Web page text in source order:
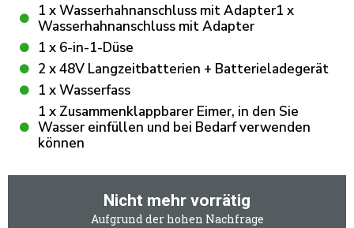
1 x Wasserhahnanschluss mit Adapter1 x
Wasserhahnanschluss mit Adapter
1 x 6-in-1-Düse
2 x 48V Langzeitbatterien + Batterieladegerät
1 x Wasserfass
1 x Zusammenklappbarer Eimer, in den Sie
Wasser einfüllen und bei Bedarf verwenden
können
Nicht mehr vorrätig
Aufgrund der hohen Nachfrage